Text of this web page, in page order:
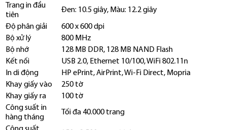
Trang in đầu
tiên
Đen: 10.5 giây, Màu: 12.2 giây
Độ phân giải
600 x 600 dpi
Bộ xử lý
800 MHz
Bộ nhớ
128 MB DDR, 128 MB NAND Flash
Kết nối
USB 2.0, Ethernet 10/100, WiFi 802.11n
In di động
HP ePrint, AirPrint, Wi-Fi Direct, Mopria
Khay giấy vào
250 tờ
Khay giấy ra
100 tờ
Công suất in
hàng tháng
Tối đa 40.000 trang